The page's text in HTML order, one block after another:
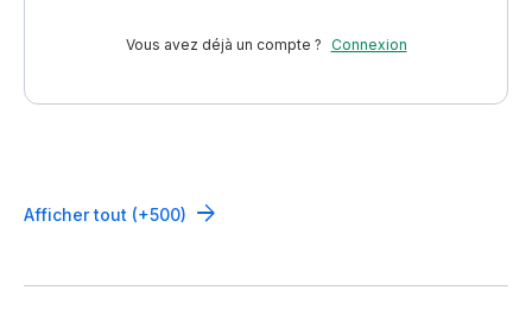
Vous avez déjà un compte ? Connexion
Afficher tout (+500)